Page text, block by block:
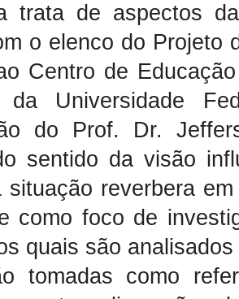
trata de aspectos
o elenco do Projeto
Centro de
da Universidade
do Prof. Dr.
sentido da visão
situação reverbera
como foco de
quais são
tomadas como